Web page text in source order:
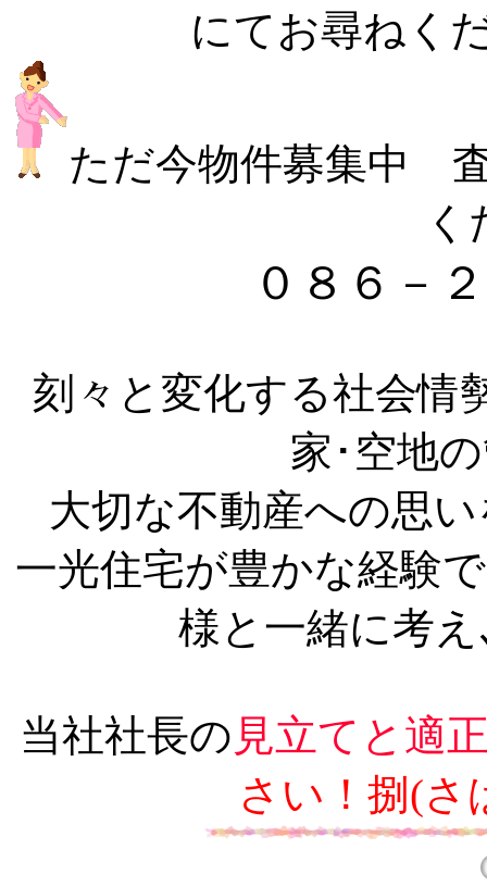
にてお尋ねく
ただ今物件募集中
く
０８６－
刻々と変化する社会情
家･空地
大切な不動産への思
一光住宅が豊かな経験
様と一緒に考
当社社長の 見立てと適
さい！捌(さ